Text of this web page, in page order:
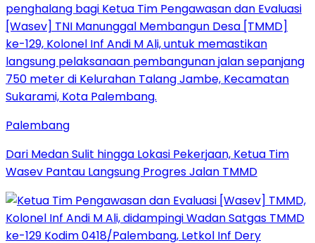
Palembang
Dari Medan Sulit hingga Lokasi Pekerjaan, Ketua Tim
Wasev Pantau Langsung Progres Jalan TMMD